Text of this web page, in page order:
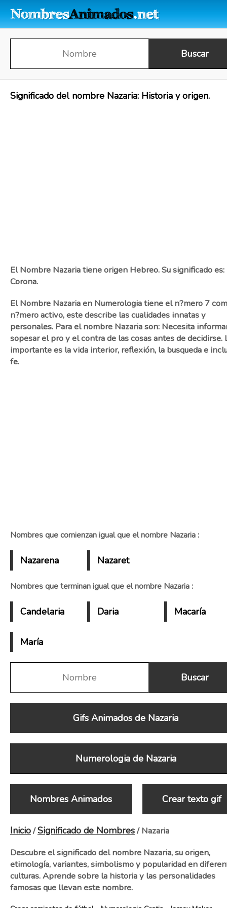
Significado del nombre Nazaria: Historia y origen.
El Nombre Nazaria tiene origen Hebreo. Su significado es:
Corona.
El Nombre Nazaria en Numerologia tiene el n?mero 7
n?mero activo, este describe las cualidades innatas y
personales. Para el nombre Nazaria son: Necesita
sopesar el pro y el contra de las cosas antes de decidirse.
importante es la vida interior, reflexión, la busqueda e
fe.
Nombres que comienzan igual que el nombre Nazaria :
Nazarena Nazaret
Nombres que terminan igual que el nombre Nazaria :
Candelaria Daria Macaría
María
Gifs Animados de Nazaria
Numerologia de Nazaria
Nombres Animados Crear texto gif
Inicio/Significado de Nombres/ Nazaria
Descubre el significado del nombre Nazaria, su origen,
etimología, variantes, simbolismo y popularidad en
culturas. Aprende sobre la historia y las personalidades
famosas que llevan este nombre.